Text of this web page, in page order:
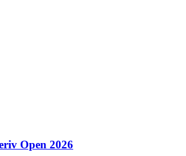
Open 2026